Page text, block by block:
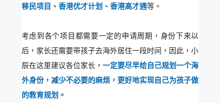
移民项目、香港优才计划、香港高才通等。
考虑到各个项目都需要一定的申请周期，身份下来以
后，家长还需要带孩子去海外居住一段时间，因此，小
辰在这里建议各位家长， 一定要尽早给自己规划一个海
外身份，减少不必要的麻烦，更好地实现自己为孩子做
的教育规划。